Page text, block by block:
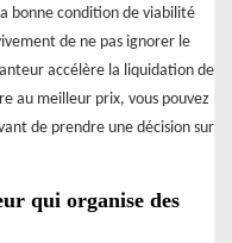
bonne condition de viabilité
de ne pas ignorer le
accélère la liquidation de
au meilleur prix, vous pouvez
de prendre une décision sur
qui organise des